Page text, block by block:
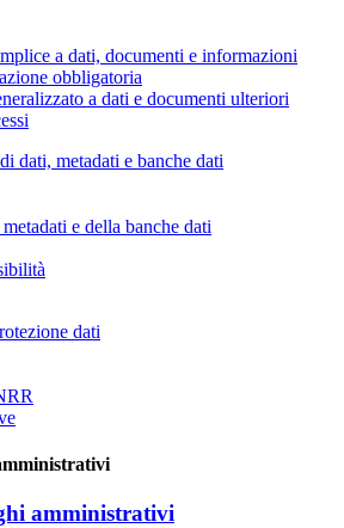
a dati, documenti e informazioni
obbligatoria
a dati e documenti ulteriori
dati, metadati e banche dati
e della banche dati
dati
amministrativi